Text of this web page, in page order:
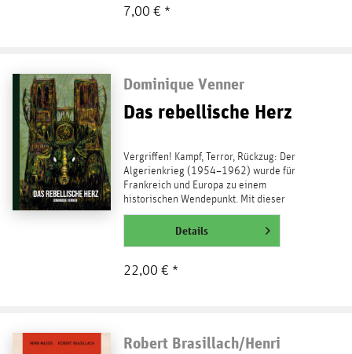
7,00 € *
Dominique Venner
Das rebellische Herz
Vergriffen! Kampf, Terror, Rückzug: Der
Algerienkrieg (1954–1962) wurde für
Frankreich und Europa zu einem
historischen Wendepunkt. Mit dieser
Ahnung kämpften Freiwillige jeden...
weiterlesenDetails
22,00 € *
Robert Brasillach/Henri